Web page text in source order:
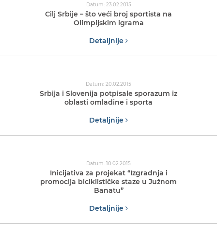
Datum: 23.02.2015
Cilj Srbije – što veći broj sportista na
Olimpijskim igrama
Detaljnije
Datum: 20.02.2015
Srbija i Slovenija potpisale sporazum iz
oblasti omladine i sporta
Detaljnije
Datum: 10.02.2015
Inicijativa za projekat “Izgradnja i
promocija biciklističke staze u Južnom
Banatu”
Detaljnije